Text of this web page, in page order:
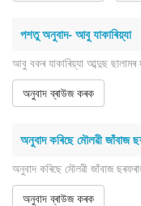
পশতু অনুবাদ- আবু যাকাৰিয়্যা
আবু বকৰ যাকাৰিয়্যা আব্দুছ ছালামৰ
অনুবাদ ব্ৰাউজ কৰক
অনুবাদ কৰিছে মৌলৱী জাঁবাজ
অনুবাদ কৰিছে মৌলৱী জাঁবাজ
অনুবাদ ব্ৰাউজ কৰক